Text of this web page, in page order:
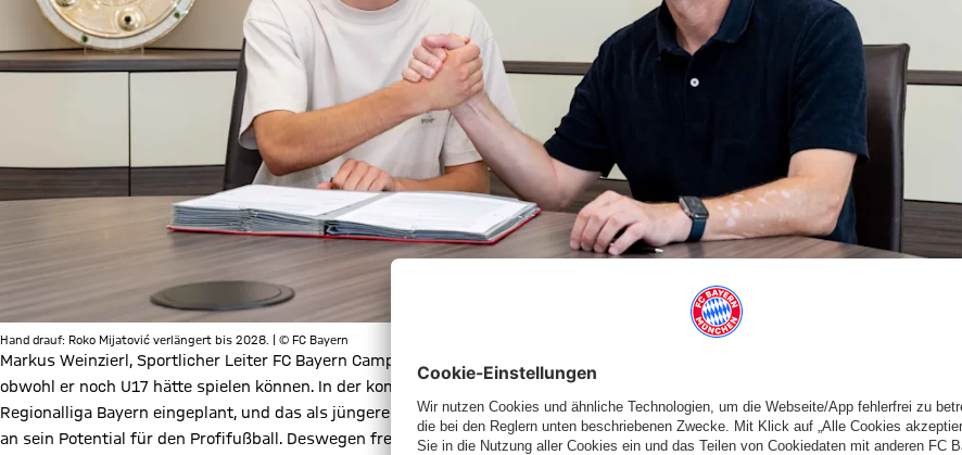
Hand drauf: Roko Mijatović verlängert bis 2028. | © FC Bayern
Markus Weinzierl, Sportlicher Leiter FC Bayern Campus: „Roko war in der vergangenen Saison Stammspieler in unserer U19,
obwohl er noch U17 hätte spielen können. In der kommenden Spielzeit haben wir ihn fest bei unseren
Regionalliga Bayern eingeplant, und das als jüngerer A-Junioren-Jahrgang. Wir sind überzeugt von seinem Talent und glauben
an sein Potential für den Profifußball. Deswegen freuen wir uns sehr, ihn jetzt noch länger an uns gebunden zu haben.“